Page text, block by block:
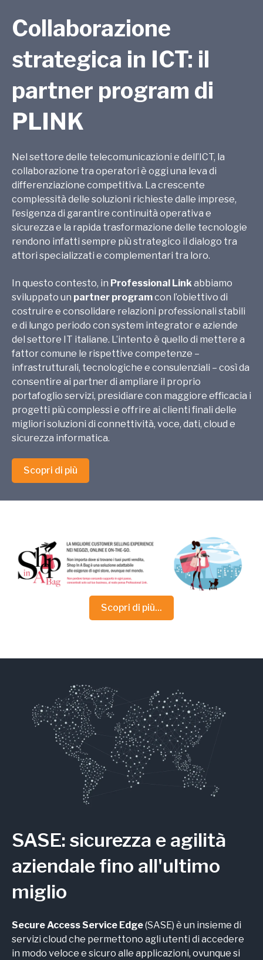
Collaborazione
strategica in ICT: il
partner program di
PLINK
Nel settore delle telecomunicazioni e dell’ICT, la
collaborazione tra operatori è oggi una leva di
differenziazione competitiva. La crescente
complessità delle soluzioni richieste dalle imprese,
l’esigenza di garantire continuità operativa e
sicurezza e la rapida trasformazione delle tecnologie
rendono infatti sempre più strategico il dialogo tra
attori specializzati e complementari tra loro.
In questo contesto, in Professional Link abbiamo
sviluppato un partner programcon l’obiettivo di
costruire e consolidare relazioni professionali stabili
e di lungo periodo con system integrator e aziende
del settore IT italiane. L’intento è quello di mettere a
fattor comune le rispettive competenze –
infrastrutturali, tecnologiche e consulenziali – così da
consentire ai partner di ampliare il proprio
portafoglio servizi, presidiare con maggiore efficacia i
progetti più complessi e offrire ai clienti finali delle
migliori soluzioni di connettività, voce, dati, cloud e
sicurezza informatica.
Scopri di più
Scopri di più...
SASE: sicurezza e agilità
aziendale fino all'ultimo
miglio
Secure Access Service Edge(SASE) è un insieme di
servizi cloud che permettono agli utenti di accedere
in modo veloce e sicuro alle applicazioni, ovunque si